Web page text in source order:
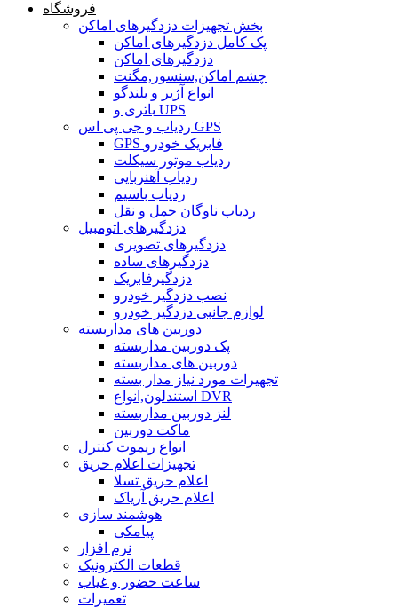
فروشگاه
بخش تجهیزات دزدگیرهای اماکن
پک کامل دزدگیرهای اماکن
دزدگیرهای اماکن
چشم اماکن,سنسور,مگنت
انواع آژیر و بلندگو
باتری و UPS
ردیاب و جی پی اس GPS
GPS فابریک خودرو
ردیاب موتور سیکلت
ردیاب آهنربایی
ردیاب باسیم
ردیاب ناوگان حمل و نقل
دزدگیرهای اتومبیل
دزدگیرهای تصویری
دزدگیرهای ساده
دزدگیرفابریک
نصب دزدگیر خودرو
لوازم جانبی دزدگیر خودرو
دوربین های مداربسته
پک دوربین مداربسته
دوربین های مداربسته
تجهیرات مورد نیاز مدار بسته
استندلون,انواع DVR
لنز دوربین مداربسته
ماکت دوربین
انواع ریموت کنترل
تجهیزات اعلام حریق
اعلام حریق تسلا
اعلام حریق آریاک
هوشمند سازی
پیامکی
نرم افزار
قطعات الکترونیک
ساعت حضور و غیاب
تعمیرات